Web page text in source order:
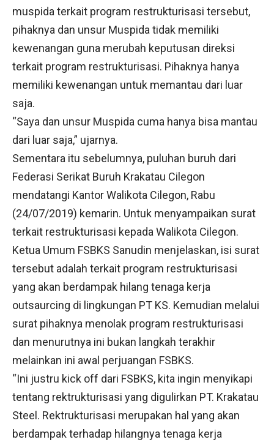
muspida terkait program restrukturisasi tersebut,
pihaknya dan unsur Muspida tidak memiliki
kewenangan guna merubah keputusan direksi
terkait program restrukturisasi. Pihaknya hanya
memiliki kewenangan untuk memantau dari luar
saja.
“Saya dan unsur Muspida cuma hanya bisa mantau
dari luar saja,” ujarnya.
Sementara itu sebelumnya, puluhan buruh dari
Federasi Serikat Buruh Krakatau Cilegon
mendatangi Kantor Walikota Cilegon, Rabu
(24/07/2019) kemarin. Untuk menyampaikan surat
terkait restrukturisasi kepada Walikota Cilegon.
Ketua Umum FSBKS Sanudin menjelaskan, isi surat
tersebut adalah terkait program restrukturisasi
yang akan berdampak hilang tenaga kerja
outsaurcing di lingkungan PT KS. Kemudian melalui
surat pihaknya menolak program restrukturisasi
dan menurutnya ini bukan langkah terakhir
melainkan ini awal perjuangan FSBKS.
“Ini justru kick off dari FSBKS, kita ingin menyikapi
tentang rektrukturisasi yang digulirkan PT. Krakatau
Steel. Rektrukturisasi merupakan hal yang akan
berdampak terhadap hilangnya tenaga kerja